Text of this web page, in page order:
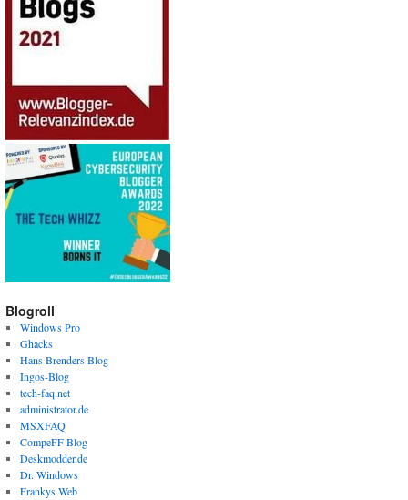
Blogroll
Windows Pro
Ghacks
Hans Brenders Blog
Ingos-Blog
tech-faq.net
administrator.de
MSXFAQ
CompeFF Blog
Deskmodder.de
Dr. Windows
Frankys Web